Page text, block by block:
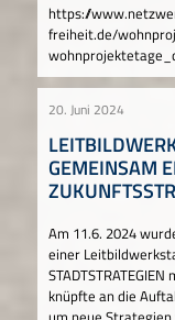
https://
freiheit.de/
20. Juni 2024
GEMEINSAM
Am 11.6. 2024
einer
knüpfte an die